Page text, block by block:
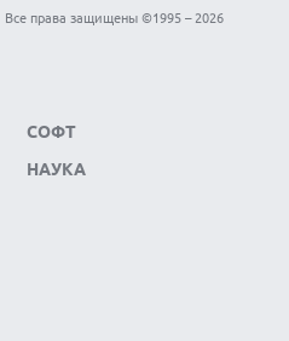
Все права защищены ©1995 – 2026
СОФТ
НАУКА